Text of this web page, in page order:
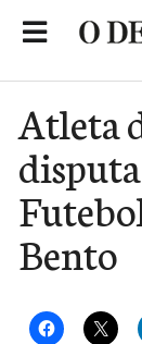
Atleta
Bento